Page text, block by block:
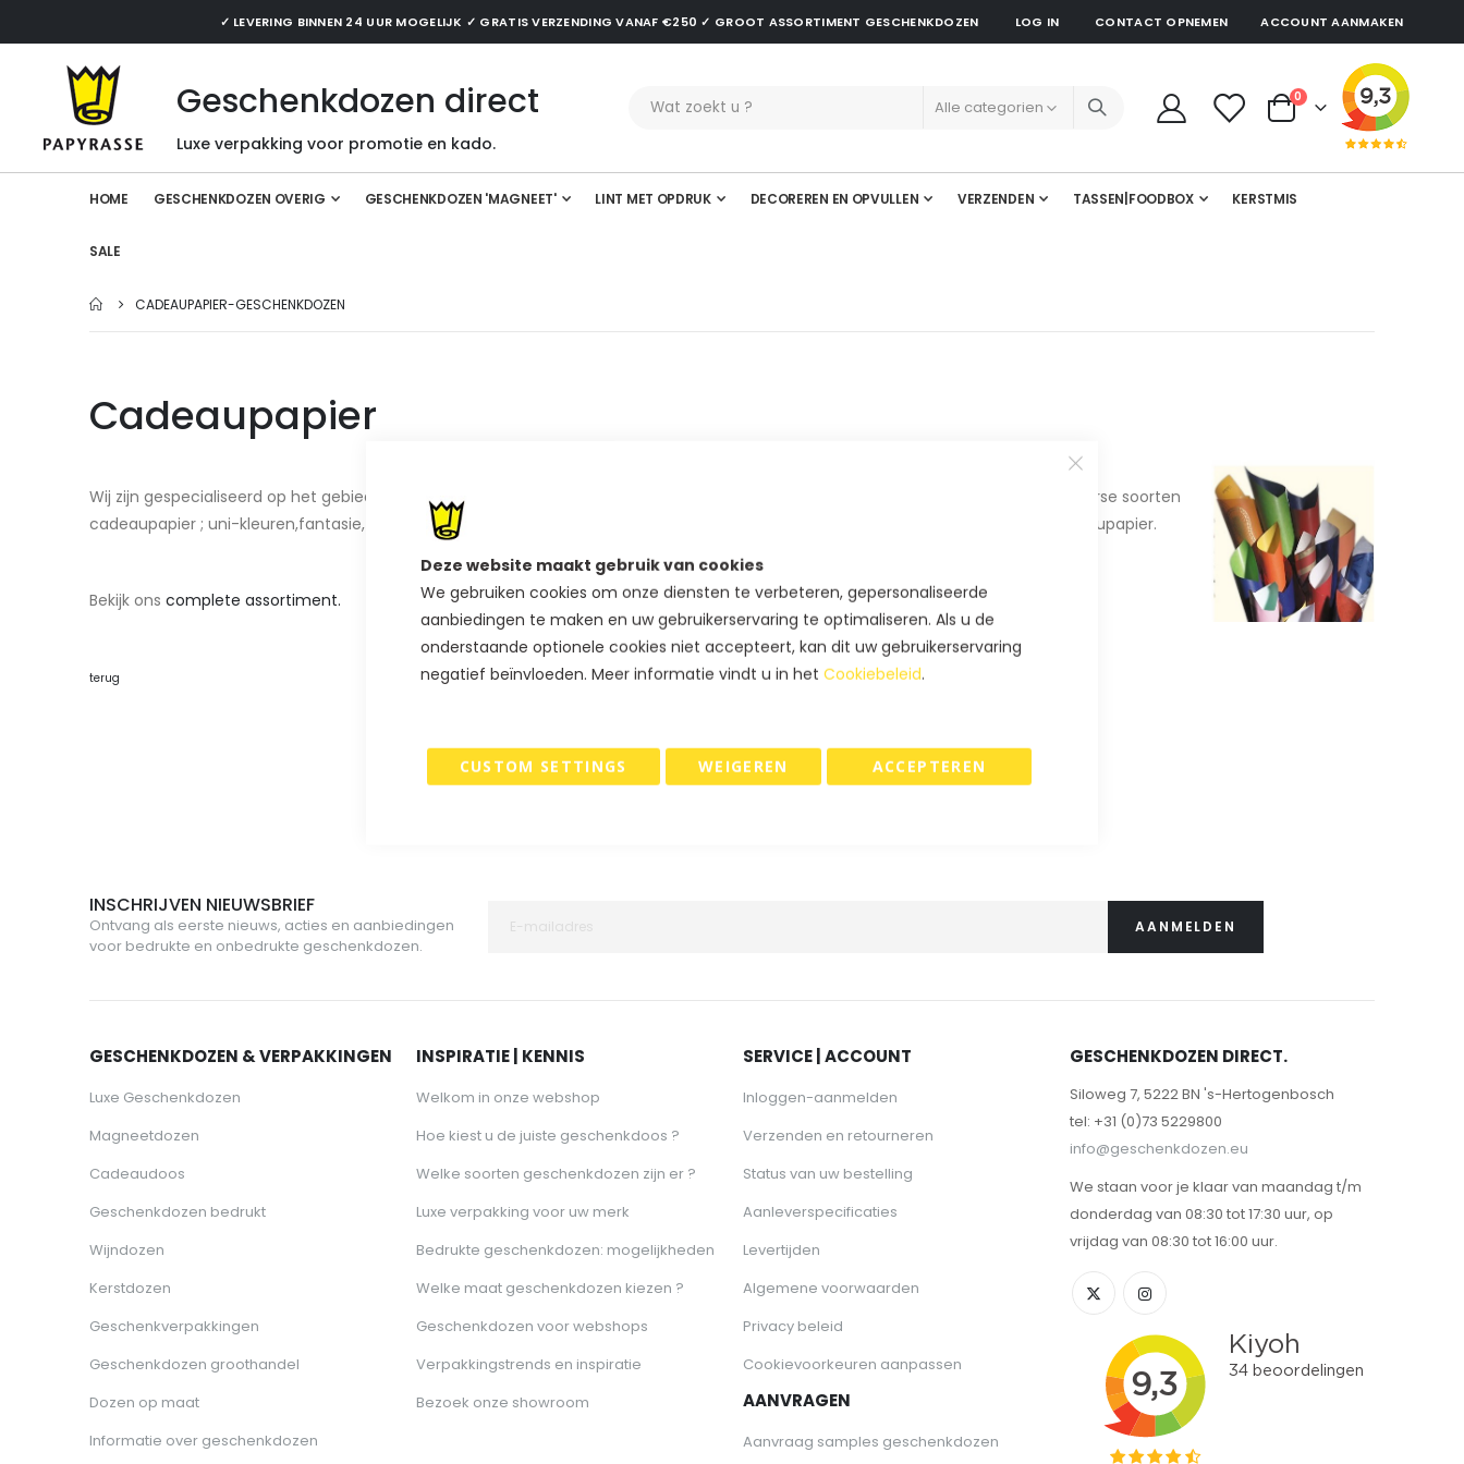
Deze website maakt gebruik van cookies
We gebruiken cookies om onze diensten te verbeteren, gepersonaliseerde
aanbiedingen te maken en uw gebruikerservaring te optimaliseren. Als u de
onderstaande optionele cookies niet accepteert, kan dit uw gebruikerservaring
negatief beïnvloeden. Meer informatie vindt u in het Cookiebeleid.
ACCEPTEREN
CUSTOM SETTINGS WEIGEREN
✓ LEVERING BINNEN 24 UUR MOGELIJK ✓ GRATIS VERZENDING VANAF €250 ✓ GROOT ASSORTIMENT GESCHENKDOZEN LOG IN CONTACT OPNEMEN ACCOUNT AANMAKEN
Geschenkdozen direct
Luxe verpakking voor promotie en kado.
Cart
0producten
HOME GESCHENKDOZEN OVERIG GESCHENKDOZEN 'MAGNEET' LINT MET OPDRUK DECOREREN EN OPVULLEN VERZENDEN TASSEN|FOODBOX KERSTMIS
SALE
CADEAUPAPIER-GESCHENKDOZEN
Cadeaupapier
Wij zijn gespecialiseerd op het gebied van cadeaupapier. Ruim 600+ papier dessins zijn snel leverbaar in rollen. U heeft keuze uit diverse soorten
cadeaupapier ; uni-kleuren,fantasie, sinterklaas- en kerstdessins. Voor elk seizoen, voor elke trend vindt u bij ons een geschikt cadeaupapier.
Bekijk ons complete assortiment.
terug
INSCHRIJVEN NIEUWSBRIEF
Ontvang als eerste nieuws, acties en aanbiedingen
voor bedrukte en onbedrukte geschenkdozen.
AANMELDEN
GESCHENKDOZEN & VERPAKKINGEN
Luxe Geschenkdozen
Magneetdozen
Cadeaudoos
Geschenkdozen bedrukt
Wijndozen
Kerstdozen
Geschenkverpakkingen
Geschenkdozen groothandel
Dozen op maat
Informatie over geschenkdozen
INSPIRATIE | KENNIS
Welkom in onze webshop
Hoe kiest u de juiste geschenkdoos ?
Welke soorten geschenkdozen zijn er ?
Luxe verpakking voor uw merk
Bedrukte geschenkdozen: mogelijkheden
Welke maat geschenkdozen kiezen ?
Geschenkdozen voor webshops
Verpakkingstrends en inspiratie
Bezoek onze showroom
SERVICE | ACCOUNT
Inloggen-aanmelden
Verzenden en retourneren
Status van uw bestelling
Aanleverspecificaties
Levertijden
Algemene voorwaarden
Privacy beleid
Cookievoorkeuren aanpassen
AANVRAGEN
Aanvraag samples geschenkdozen
GESCHENKDOZEN DIRECT.
Siloweg 7, 5222 BN 's-Hertogenbosch
tel: +31 (0)73 5229800
info@geschenkdozen.eu
We staan voor je klaar van maandag t/m
donderdag van 08:30 tot 17:30 uur, op
vrijdag van 08:30 tot 16:00 uur.